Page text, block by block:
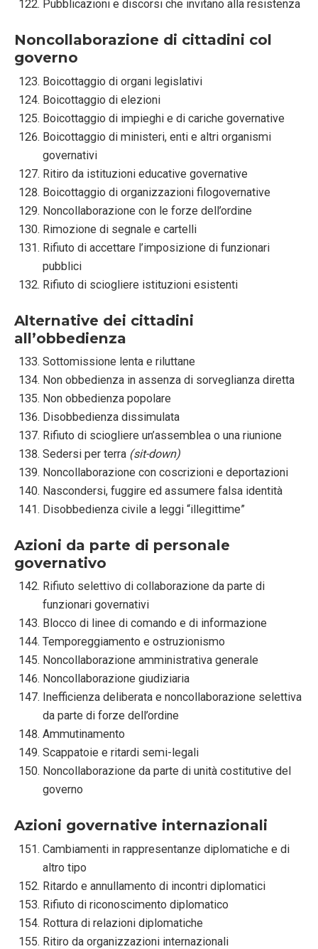
Pubblicazioni e discorsi che invitano alla resistenza
Noncollaborazione di cittadini col
governo
Boicottaggio di organi legislativi
Boicottaggio di elezioni
Boicottaggio di impieghi e di cariche governative
Boicottaggio di ministeri, enti e altri organismi
governativi
Ritiro da istituzioni educative governative
Boicottaggio di organizzazioni filogovernative
Noncollaborazione con le forze dell’ordine
Rimozione di segnale e cartelli
Rifiuto di accettare l’imposizione di funzionari
pubblici
Rifiuto di sciogliere istituzioni esistenti
Alternative dei cittadini
all’obbedienza
Sottomissione lenta e riluttane
Non obbedienza in assenza di sorveglianza diretta
Non obbedienza popolare
Disobbedienza dissimulata
Rifiuto di sciogliere un’assemblea o una riunione
Sedersi per terra (sit-down)
Noncollaborazione con coscrizioni e deportazioni
Nascondersi, fuggire ed assumere falsa identità
Disobbedienza civile a leggi “illegittime”
Azioni da parte di personale
governativo
Rifiuto selettivo di collaborazione da parte di
funzionari governativi
Blocco di linee di comando e di informazione
Temporeggiamento e ostruzionismo
Noncollaborazione amministrativa generale
Noncollaborazione giudiziaria
Inefficienza deliberata e noncollaborazione selettiva
da parte di forze dell’ordine
Ammutinamento
Scappatoie e ritardi semi-legali
Noncollaborazione da parte di unità costitutive del
governo
Azioni governative internazionali
Cambiamenti in rappresentanze diplomatiche e di
altro tipo
Ritardo e annullamento di incontri diplomatici
Rifiuto di riconoscimento diplomatico
Rottura di relazioni diplomatiche
Ritiro da organizzazioni internazionali